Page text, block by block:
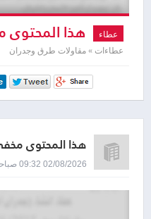
عطاء هذا المحتوى
لمشاهدته
عطاءات » مقاولات طرق وجدران
هذا المحتوى
02/08/2026 09:32 صباحاً